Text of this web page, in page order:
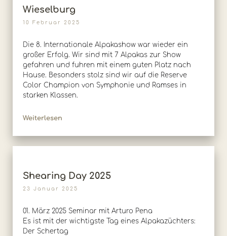
Wieselburg
10 Februar 2025
Die 8. Internationale Alpakashow war wieder ein
großer Erfolg. Wir sind mit 7 Alpakas zur Show
gefahren und fuhren mit einem guten Platz nach
Hause. Besonders stolz sind wir auf die Reserve
Color Champion von Symphonie und Ramses in
starken Klassen.
Weiterlesen
Shearing Day 2025
23 Januar 2025
01. März 2025 Seminar mit Arturo Pena
Es ist mit der wichtigste Tag eines Alpakazüchters:
Der Schertag